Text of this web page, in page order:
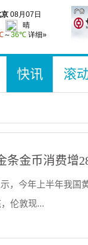
快讯 滚
条金币消费增
，今年上半年我国
伦敦现...